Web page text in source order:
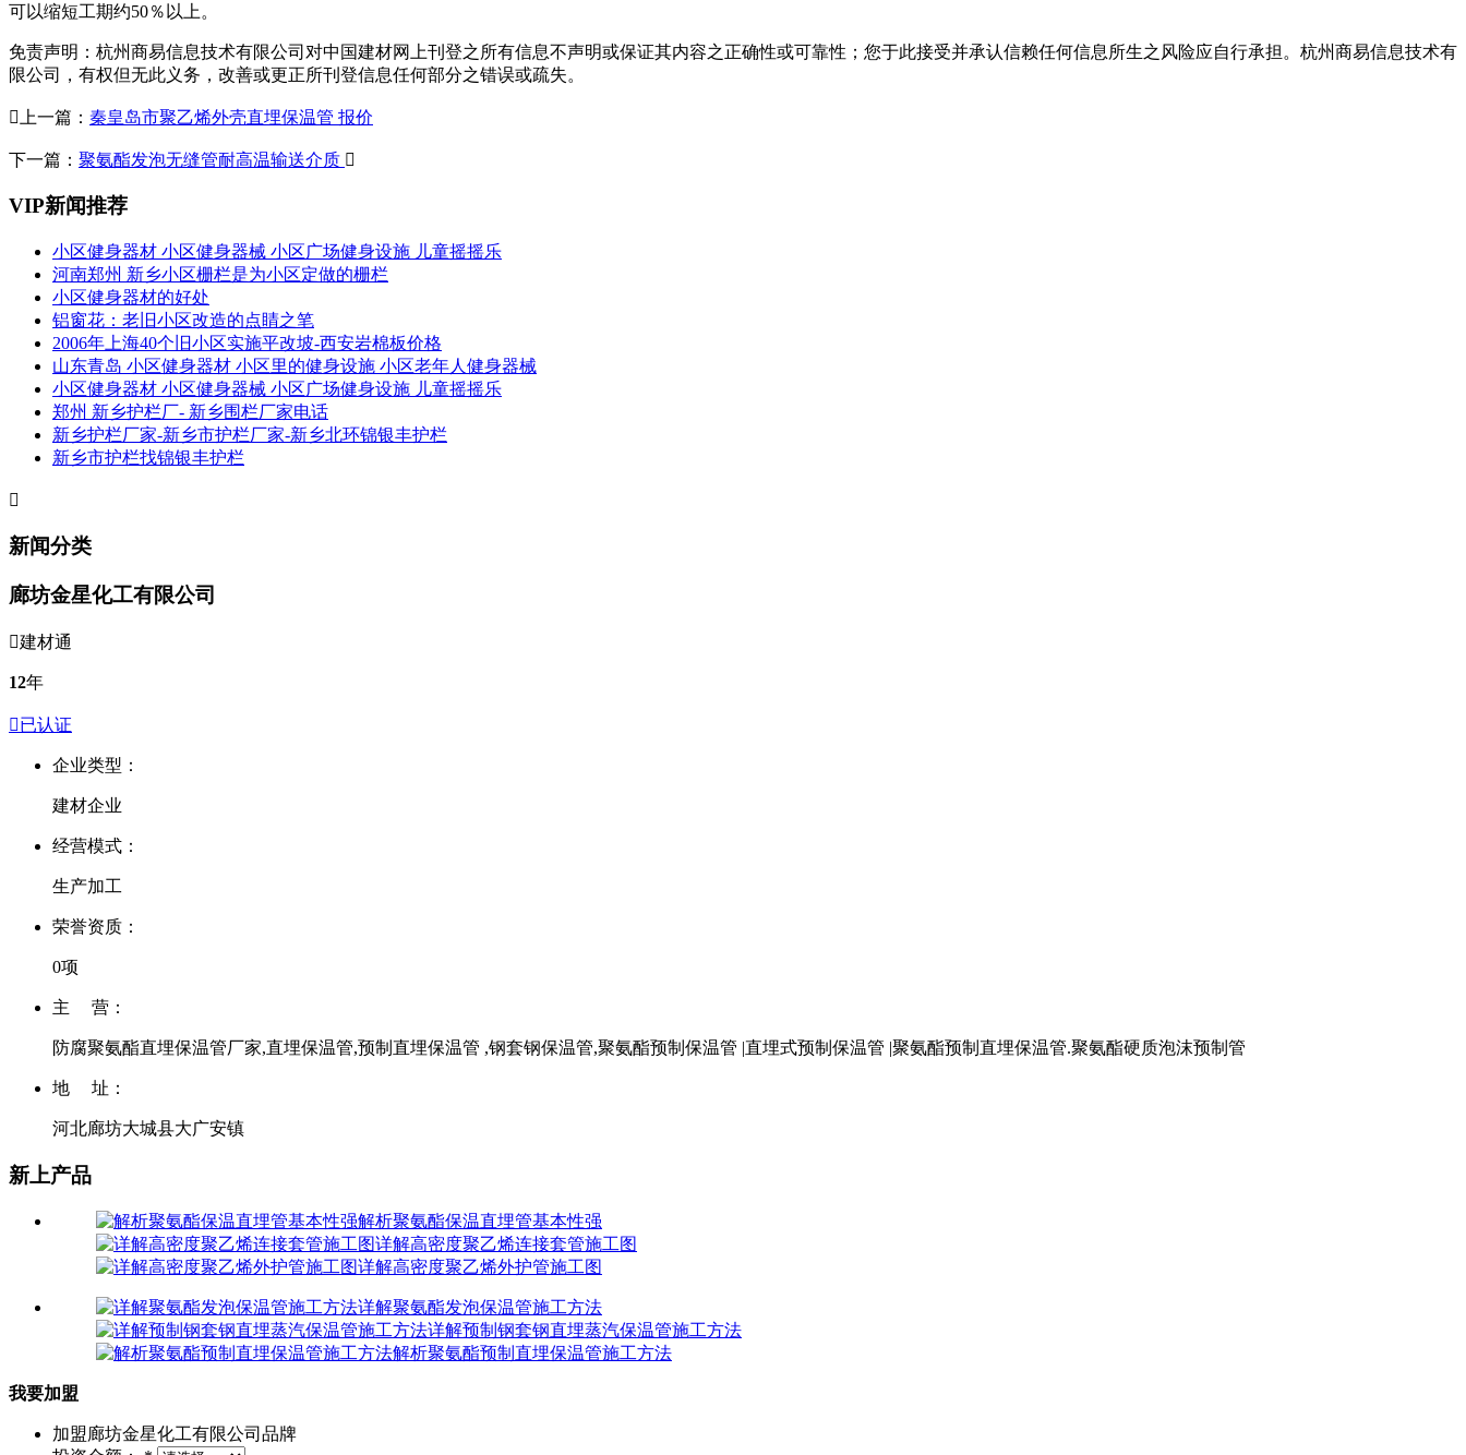
可以缩短工期约50％以上。
免责声明：杭州商易信息技术有限公司对中国建材网上刊登之所有信息不声明或保证其内容之正确性或可靠性；您于此接受并承认信赖任何信息所生之风险应自行承担。杭州商易信息技术有
限公司，有权但无此义务，改善或更正所刊登信息任何部分之错误或疏失。
 上一篇： 秦皇岛市聚乙烯外壳直埋保温管 报价
下一篇： 聚氨酯发泡无缝管耐高温输送介质 
VIP新闻推荐
小区健身器材 小区健身器械 小区广场健身设施 儿童摇摇乐
河南郑州 新乡小区栅栏是为小区定做的栅栏
小区健身器材的好处
铝窗花：老旧小区改造的点睛之笔
2006年上海40个旧小区实施平改坡-西安岩棉板价格
山东青岛 小区健身器材 小区里的健身设施 小区老年人健身器械
小区健身器材 小区健身器械 小区广场健身设施 儿童摇摇乐
郑州 新乡护栏厂- 新乡围栏厂家电话
新乡护栏厂家-新乡市护栏厂家-新乡北环锦银丰护栏
新乡市护栏找锦银丰护栏

新闻分类
廊坊金星化工有限公司
建材通
12年
已认证
企业类型：
建材企业
经营模式：
生产加工
荣誉资质：
0项
主 营：
防腐聚氨酯直埋保温管厂家,直埋保温管,预制直埋保温管 ,钢套钢保温管,聚氨酯预制保温管 |直埋式预制保温管 |聚氨酯预制直埋保温管.聚氨酯硬质泡沫预制管
地 址：
河北廊坊大城县大广安镇
新上产品
解析聚氨酯保温直埋管基本性强
详解高密度聚乙烯连接套管施工图
详解高密度聚乙烯外护管施工图
详解聚氨酯发泡保温管施工方法
详解预制钢套钢直埋蒸汽保温管施工方法
解析聚氨酯预制直埋保温管施工方法
我要加盟
加盟廊坊金星化工有限公司 品牌